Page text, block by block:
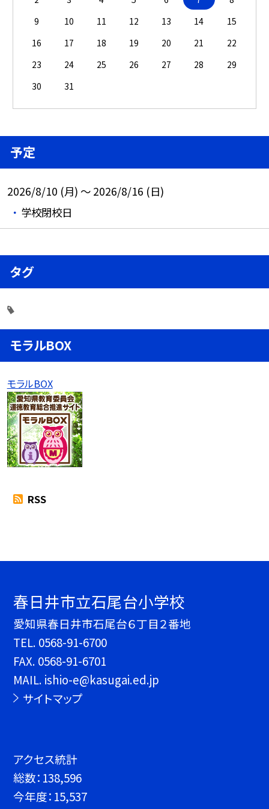
9
10 11 12 13 14
15
16
17 18 19 20 21
22
23
24 25 26 27 28
29
30
31
予定
2026/8/10 (月) ～ 2026/8/16 (日)
学校閉校日
タグ
モラルBOX
モラルBOX
RSS
春日井市立石尾台小学校
愛知県春日井市石尾台６丁目２番地
TEL. 0568-91-6700
FAX. 0568-91-6701
MAIL. ishio-e@kasugai.ed.jp
サイトマップ
アクセス統計
総数： 138,596
今年度： 15,537